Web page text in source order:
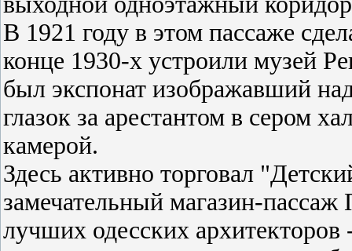
В 1921 году в этом пассаже
конце 1930-х устроили музей
был экспонат изображавший
глазок за арестантом в сером
камерой.
Здесь активно торговал
замечательный магазин-
лучших одесских архитекторов